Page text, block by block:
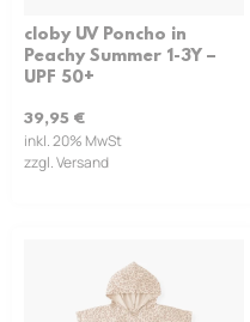
cloby UV Poncho in
Peachy Summer 1-3Y –
UPF 50+
39,95 €
inkl. 20% MwSt
zzgl. Versand